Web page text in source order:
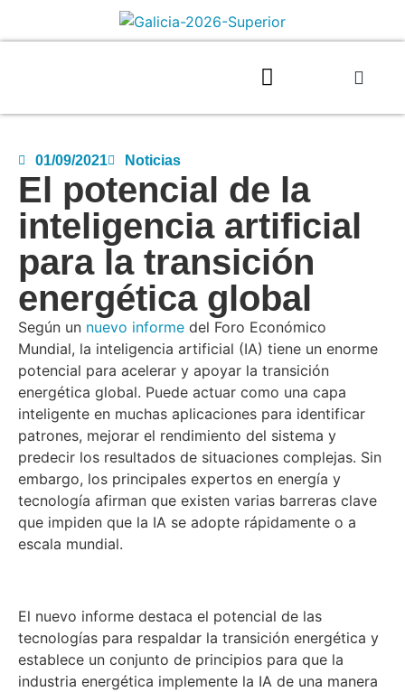
01/09/2021 Noticias
El potencial de la
inteligencia artificial
para la transición
energética global
Según un nuevo informe del Foro Económico
Mundial, la inteligencia artificial (IA) tiene un enorme
potencial para acelerar y apoyar la transición
energética global. Puede actuar como una capa
inteligente en muchas aplicaciones para identificar
patrones, mejorar el rendimiento del sistema y
predecir los resultados de situaciones complejas. Sin
embargo, los principales expertos en energía y
tecnología afirman que existen varias barreras clave
que impiden que la IA se adopte rápidamente o a
escala mundial.
El nuevo informe destaca el potencial de las
tecnologías para respaldar la transición energética y
establece un conjunto de principios para que la
industria energética implemente la IA de una manera